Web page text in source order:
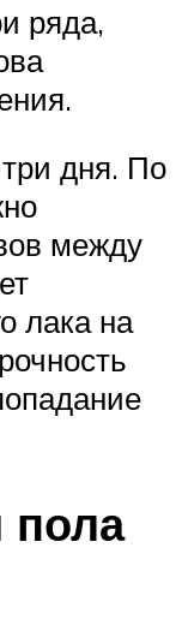
ряда,
дня. По
между
лака на
пола